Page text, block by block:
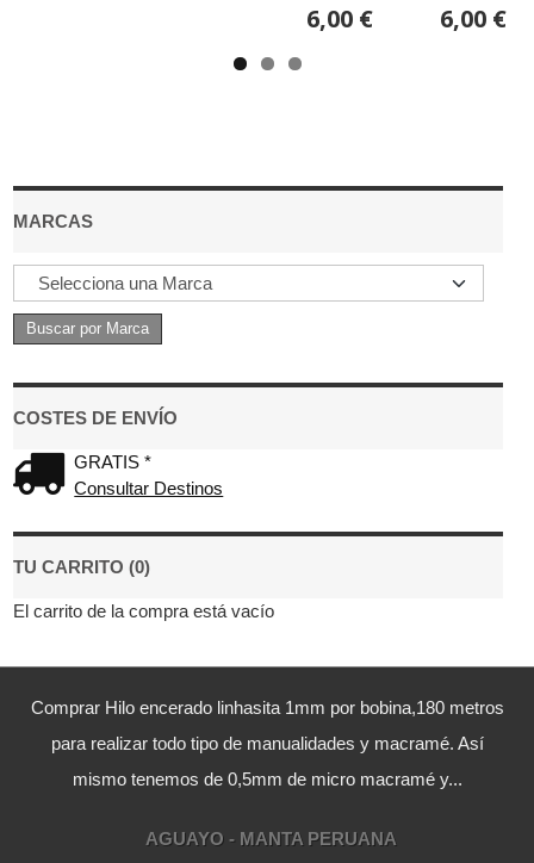
MARCAS
COSTES DE ENVÍO
GRATIS *
Consultar Destinos
TU CARRITO (0)
El carrito de la compra está vacío
6,00 € 6,00 €
Comprar Hilo encerado linhasita 1mm por bobina,180 metros
para realizar todo tipo de manualidades y macramé. Así
mismo tenemos de 0,5mm de micro macramé y...
AGUAYO - MANTA PERUANA